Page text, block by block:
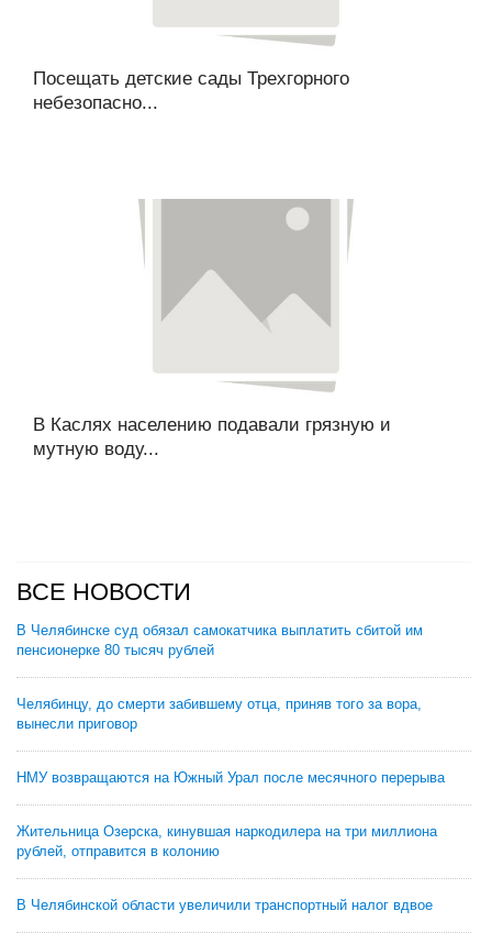
Посещать детские сады Трехгорного
небезопасно...
В Каслях населению подавали грязную и
мутную воду...
ВСЕ НОВОСТИ
В Челябинске суд обязал самокатчика выплатить сбитой им
пенсионерке 80 тысяч рублей
Челябинцу, до смерти забившему отца, приняв того за вора,
вынесли приговор
НМУ возвращаются на Южный Урал после месячного перерыва
Жительница Озерска, кинувшая наркодилера на три миллиона
рублей, отправится в колонию
В Челябинской области увеличили транспортный налог вдвое